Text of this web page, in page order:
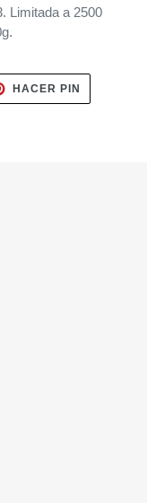
Limitada a 2500
HACER PIN
PINTEREST